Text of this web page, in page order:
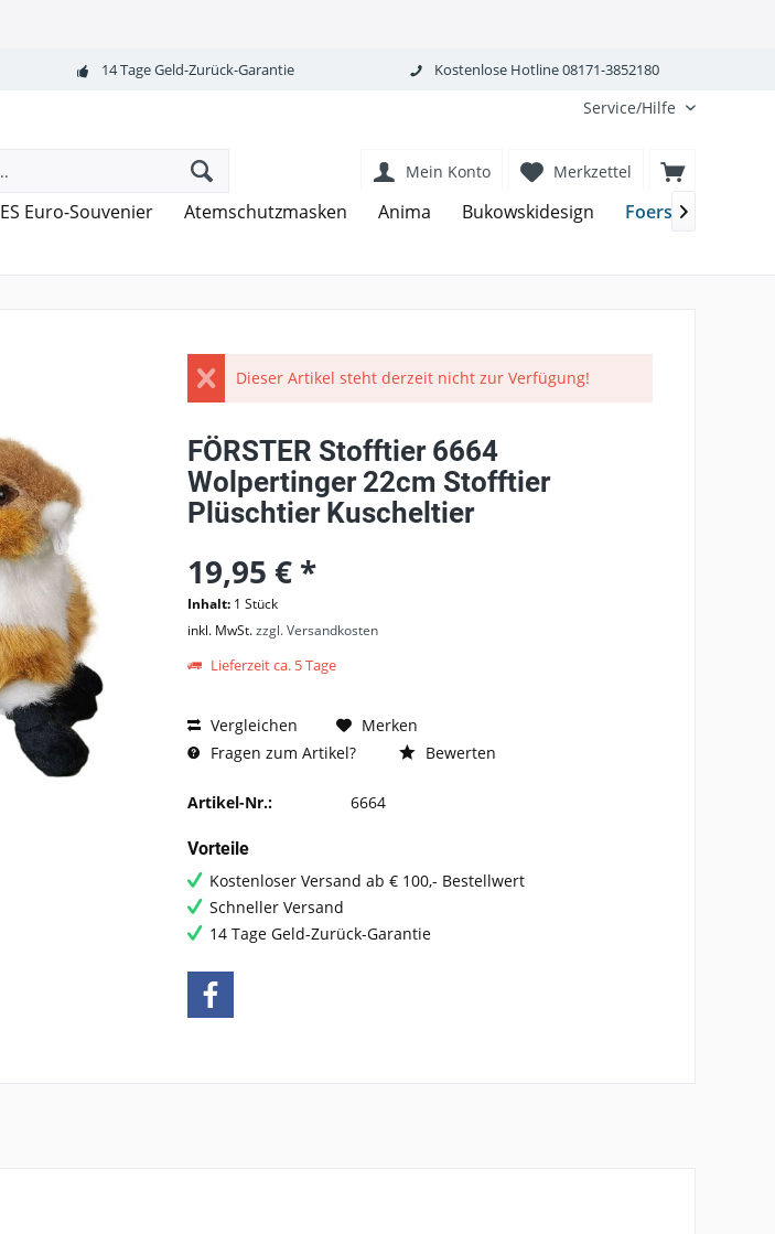
14 Tage Geld-Zurück-Garantie Kostenlose Hotline 08171-3852180
Service/Hilfe
Merkzettel
Mein Konto
ES Euro-Souvenier Atemschutzmasken Anima Bukowskidesign Foerster

Dieser Artikel steht derzeit nicht zur Verfügung!
FÖRSTER Stofftier 6664
Wolpertinger 22cm Stofftier
Plüschtier Kuscheltier
19,95 € *
Inhalt: 1 Stück
inkl. MwSt.zzgl. Versandkosten
Lieferzeit ca. 5 Tage
Vergleichen
Merken
Fragen zum Artikel?
Bewerten
Artikel-Nr.: 6664
Vorteile
Kostenloser Versand ab € 100,- Bestellwert
Schneller Versand
14 Tage Geld-Zurück-Garantie